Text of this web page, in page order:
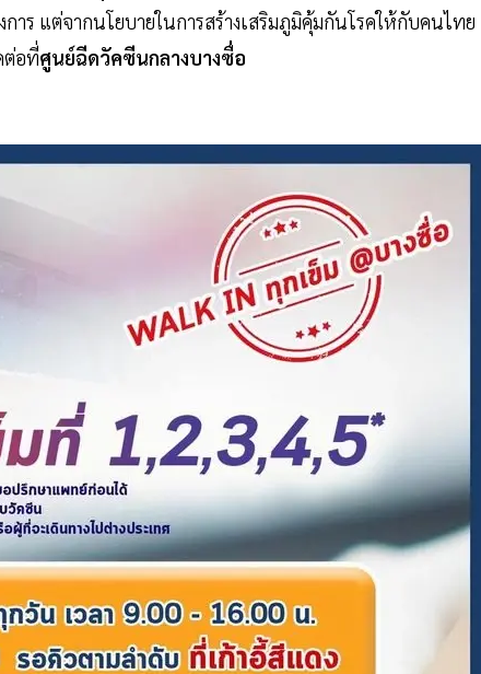
าร แต่จากนโยบายในการสร้างเสริมภูมิคุ้มกันโรคให้กับคนไทย
ต่อที่ศูนย์ฉีดวัคซีนกลางบางซื่อ